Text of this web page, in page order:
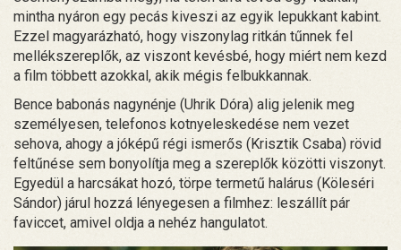
mintha nyáron egy pecás kiveszi az egyik lepukkant kabint.
Ezzel magyarázható, hogy viszonylag ritkán tűnnek fel
mellékszereplők, az viszont kevésbé, hogy miért nem kezd
a film többett azokkal, akik mégis felbukkannak.
Bence babonás nagynénje (Uhrik Dóra) alig jelenik meg
személyesen, telefonos kotnyeleskedése nem vezet
sehova, ahogy a jóképű régi ismerős (Krisztik Csaba) rövid
feltűnése sem bonyolítja meg a szereplők közötti viszonyt.
Egyedül a harcsákat hozó, törpe termetű halárus (Köleséri
Sándor) járul hozzá lényegesen a filmhez: leszállít pár
faviccet, amivel oldja a nehéz hangulatot.